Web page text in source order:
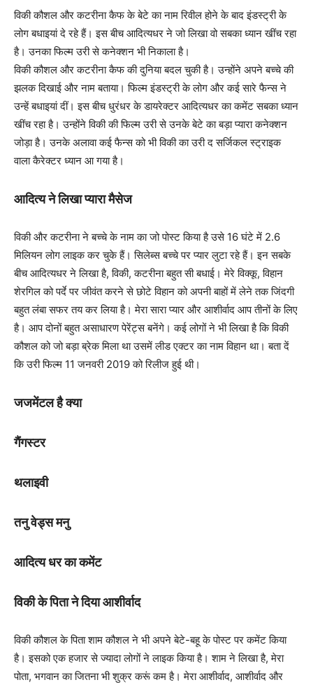
विकी कौशल और कटरीना कैफ के बेटे का नाम रिवील होने के बाद इंडस्ट्री के
लोग बधाइयां दे रहे हैं। इस बीच आदित्यधर ने जो लिखा वो सबका ध्यान खींच रहा
है। उनका फिल्म उरी से कनेक्शन भी निकाला है।
विकी कौशल और कटरीना कैफ की दुनिया बदल चुकी है। उन्होंने अपने बच्चे की
झलक दिखाई और नाम बताया। फिल्म इंडस्ट्री के लोग और कई सारे फैन्स ने
उन्हें बधाइयां दीं। इस बीच धुरंधर के डायरेक्टर आदित्यधर का कमेंट सबका ध्यान
खींच रहा है। उन्होंने विकी की फिल्म उरी से उनके बेटे का बड़ा प्यारा कनेक्शन
जोड़ा है। उनके अलावा कई फैन्स को भी विकी का उरी द सर्जिकल स्ट्राइक
वाला कैरेक्टर ध्यान आ गया है।
आदित्य ने लिखा प्यारा मैसेज
विकी और कटरीना ने बच्चे के नाम का जो पोस्ट किया है उसे 16 घंटे में 2.6
मिलियन लोग लाइक कर चुके हैं। सिलेब्स बच्चे पर प्यार लुटा रहे हैं। इन सबके
बीच आदित्यधर ने लिखा है, विकी, कटरीना बहुत सी बधाई। मेरे विक्कू, विहान
शेरगिल को पर्दे पर जीवंत करने से छोटे विहान को अपनी बाहों में लेने तक जिंदगी
बहुत लंबा सफर तय कर लिया है। मेरा सारा प्यार और आशीर्वाद आप तीनों के लिए
है। आप दोनों बहुत असाधारण पेरेंट्स बनेंगे। कई लोगों ने भी लिखा है कि विकी
कौशल को जो बड़ा ब्रेक मिला था उसमें लीड एक्टर का नाम विहान था। बता दें
कि उरी फिल्म 11 जनवरी 2019 को रिलीज हुई थी।
जजमेंटल है क्या
गैंगस्टर
थलाइवी
तनु वेड्स मनु
आदित्य धर का कमेंट
विकी के पिता ने दिया आशीर्वाद
विकी कौशल के पिता शाम कौशल ने भी अपने बेटे-बहू के पोस्ट पर कमेंट किया
है। इसको एक हजार से ज्यादा लोगों ने लाइक किया है। शाम ने लिखा है, मेरा
पोता, भगवान का जितना भी शुक्र करूं कम है। मेरा आशीर्वाद, आशीर्वाद और